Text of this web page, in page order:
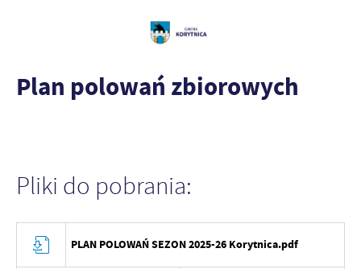
Plan polowań zbiorowych
Pliki do pobrania:
PLAN POLOWAŃ SEZON 2025-26 Korytnica.pdf